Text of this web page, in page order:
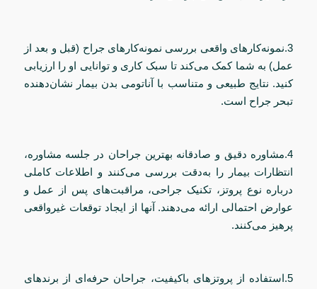
3.نمونه‌کارهای واقعی بررسی نمونه‌کارهای جراح (قبل و بعد از
عمل) به شما کمک می‌کند تا سبک کاری و توانایی او را ارزیابی
کنید. نتایج طبیعی و متناسب با آناتومی بدن بیمار نشان‌دهنده
تبحر جراح است.
4.مشاوره دقیق و صادقانه بهترین جراحان در جلسه مشاوره،
انتظارات بیمار را به‌دقت بررسی می‌کنند و اطلاعات کاملی
درباره نوع پروتز، تکنیک جراحی، مراقبت‌های پس از عمل و
عوارض احتمالی ارائه می‌دهند. آنها از ایجاد توقعات غیرواقعی
پرهیز می‌کنند.
5.استفاده از پروتزهای باکیفیت، جراحان حرفه‌ای از برندهای